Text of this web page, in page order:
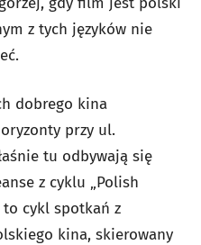
z tych języków nie
dobrego kina
przy ul.
tu odbywają się
z cyklu „Polish
to cykl spotkań z
kina, skierowany